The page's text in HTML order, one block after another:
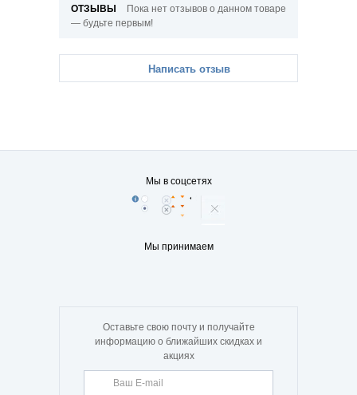
ОТЗЫВЫ
Пока нет отзывов о данном товаре
— будьте первым!
Написать отзыв
Мы в соцсетях
Мы принимаем
Оставьте свою почту и получайте
информацию о ближайших скидках и
акциях